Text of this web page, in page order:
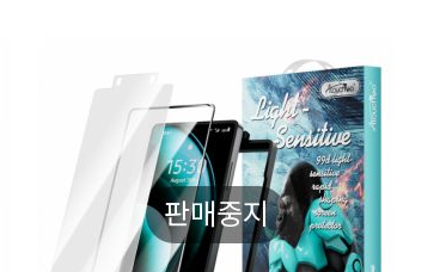
판매중지